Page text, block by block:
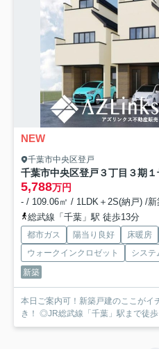
NEW
千葉市中央区登戸
千葉市中央区登戸３丁目３期
5,788万円
- / 109.06㎡ / 1LDK＋2S(納戸) /新
総武線「千葉」駅 徒歩13分
都市ガス 陽当り良好 床暖房
ウォークインクロゼット
システ
新築
本日ご案内可！新築戸建のここが
き！ ◎JR総武線「千葉」駅まで徒